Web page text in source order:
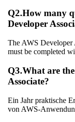
Q2.How many
Developer
The AWS Developer
must be completed
Q3.What are
Associate?
Ein Jahr praktische
von AWS-